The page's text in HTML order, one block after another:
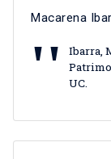
Macarena
Ibarra,
UC.